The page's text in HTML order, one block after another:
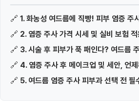
🔗 1. 화농성 여드름에 직빵! 피부 염증 주
🔗 2. 염증 주사 가격 시세 및 실비 보험
🔗 3. 시술 후 피부가 푹 패인다? 여드름
🔗 4. 염증 주사 후 메이크업 및 세안, 언
🔗 5. 여드름 염증 주사 피부과 선택 전 필